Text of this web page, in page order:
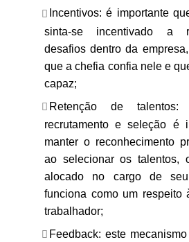
Incentivos: é importante
sinta-se incentivado a
desafios dentro da
que a chefia confia nele e
capaz;
Retenção de
recrutamento e seleção é
manter o reconhecimento
ao selecionar os talentos,
alocado no cargo de
funciona como um respeito
trabalhador;
Feedback: este